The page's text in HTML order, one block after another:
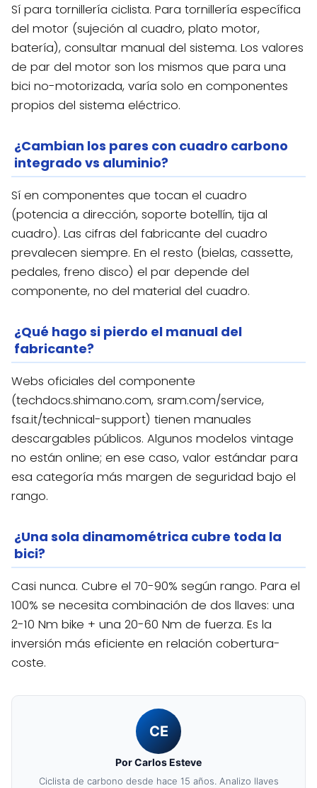
Sí para tornillería ciclista. Para tornillería específica
del motor (sujeción al cuadro, plato motor,
batería), consultar manual del sistema. Los valores
de par del motor son los mismos que para una
bici no-motorizada, varía solo en componentes
propios del sistema eléctrico.
¿Cambian los pares con cuadro carbono
integrado vs aluminio?
Sí en componentes que tocan el cuadro
(potencia a dirección, soporte botellín, tija al
cuadro). Las cifras del fabricante del cuadro
prevalecen siempre. En el resto (bielas, cassette,
pedales, freno disco) el par depende del
componente, no del material del cuadro.
¿Qué hago si pierdo el manual del
fabricante?
Webs oficiales del componente
(techdocs.shimano.com, sram.com/service,
fsa.it/technical-support) tienen manuales
descargables públicos. Algunos modelos vintage
no están online; en ese caso, valor estándar para
esa categoría más margen de seguridad bajo el
rango.
¿Una sola dinamométrica cubre toda la
bici?
Casi nunca. Cubre el 70-90% según rango. Para el
100% se necesita combinación de dos llaves: una
2-10 Nm bike + una 20-60 Nm de fuerza. Es la
inversión más eficiente en relación cobertura-
coste.
CE
Por Carlos Esteve
Ciclista de carbono desde hace 15 años. Analizo llaves